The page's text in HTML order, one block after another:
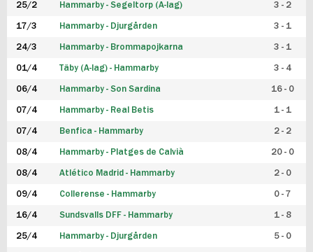
FUTSAL HERR
FUTSAL DAM
25/2 Hammarby - Segeltorp (A-lag) 3 - 2
17/3 Hammarby - Djurgården 3 - 1
24/3 Hammarby - Brommapojkarna 3 - 1
01/4 Täby (A-lag) - Hammarby 3 - 4
06/4 Hammarby - Son Sardina 16 - 0
07/4 Hammarby - Real Betis 1 - 1
07/4 Benfica - Hammarby 2 - 2
08/4 Hammarby - Platges de Calvià 20 - 0
08/4 Atlético Madrid - Hammarby 2 - 0
09/4 Collerense - Hammarby 0 - 7
16/4 Sundsvalls DFF - Hammarby 1 - 8
25/4 Hammarby - Djurgården 5 - 0